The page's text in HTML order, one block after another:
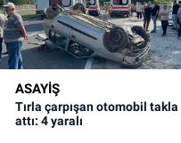
ASAYİŞ
Tırla çarpışan otomobil takla
attı: 4 yaralı